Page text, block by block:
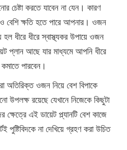
চেষ্টা করতে যাবেন না যেন। কারণ
বেশি ক্ষতি হতে পারে আপনার। ওজন
ধীরে ধীরে স্বাস্থ্যকর উপায়ে ওজন
প্লান আছে যার মাধ্যমে আপনি ধীরে
পারবেন।
ওজন নিয়ে বেশ বিপাকে
উপলক্ষ রয়েছে যেখানে নিজেকে কিছুটা
ক্ষেত্রে এই ডায়েট প্ল্যানটি বেশ কাজে
পুষ্টিবিদকে না দেখিয়ে গ্রহণ করা উচিত